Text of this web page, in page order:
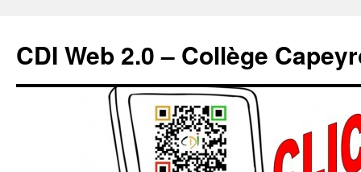
CDI Web 2.0 – Collège